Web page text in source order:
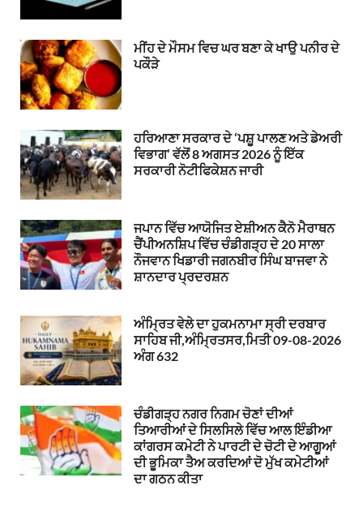
ਮੀਂਹ ਦੇ ਮੌਸਮ ਵਿਚ ਘਰ ਬਣਾ ਕੇ ਖਾਉ ਪਨੀਰ ਦੇ
ਪਕੌੜੇ
ਹਰਿਆਣਾ ਸਰਕਾਰ ਦੇ ‘ਪਸ਼ੂ ਪਾਲਣ ਅਤੇ ਡੇਅਰੀ
ਵਿਭਾਗ’ ਵੱਲੋਂ 8 ਅਗਸਤ 2026 ਨੂੰ ਇੱਕ
ਸਰਕਾਰੀ ਨੋਟੀਫਿਕੇਸ਼ਨ ਜਾਰੀ
ਜਪਾਨ ਵਿੱਚ ਆਯੋਜਿਤ ਏਸ਼ੀਅਨ ਕੈਨੋ ਮੈਰਾਥਨ
ਚੈਂਪੀਅਨਸ਼ਿਪ ਵਿੱਚ ਚੰਡੀਗੜ੍ਹ ਦੇ 20 ਸਾਲਾ
ਨੌਜਵਾਨ ਖਿਡਾਰੀ ਜਗਨਬੀਰ ਸਿੰਘ ਬਾਜਵਾ ਨੇ
ਸ਼ਾਨਦਾਰ ਪ੍ਰਦਰਸ਼ਨ
ਅੰਮ੍ਰਿਤ ਵੇਲੇ ਦਾ ਹੁਕਮਨਾਮਾ ਸ੍ਰੀ ਦਰਬਾਰ
ਸਾਹਿਬ ਜੀ,ਅੰਮ੍ਰਿਤਸਰ,ਮਿਤੀ 09-08-2026
ਅੰਗ 632
ਚੰਡੀਗੜ੍ਹ ਨਗਰ ਨਿਗਮ ਚੋਣਾਂ ਦੀਆਂ
ਤਿਆਰੀਆਂ ਦੇ ਸਿਲਸਿਲੇ ਵਿੱਚ ਆਲ ਇੰਡੀਆ
ਕਾਂਗਰਸ ਕਮੇਟੀ ਨੇ ਪਾਰਟੀ ਦੇ ਚੋਟੀ ਦੇ ਆਗੂਆਂ
ਦੀ ਭੂਮਿਕਾ ਤੈਅ ਕਰਦਿਆਂ ਦੋ ਮੁੱਖ ਕਮੇਟੀਆਂ
ਦਾ ਗਠਨ ਕੀਤਾ